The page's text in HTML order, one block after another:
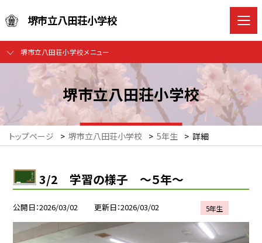
堺市立八田荘小学校
堺市立八田荘小学校メニュー
堺市立八田荘小学校
トップページ > 堺市立八田荘小学校 > 5年生 > 詳細
3/2 学習の様子 ～５年～
公開日 2026/03/02 更新日 2026/03/02 5年生